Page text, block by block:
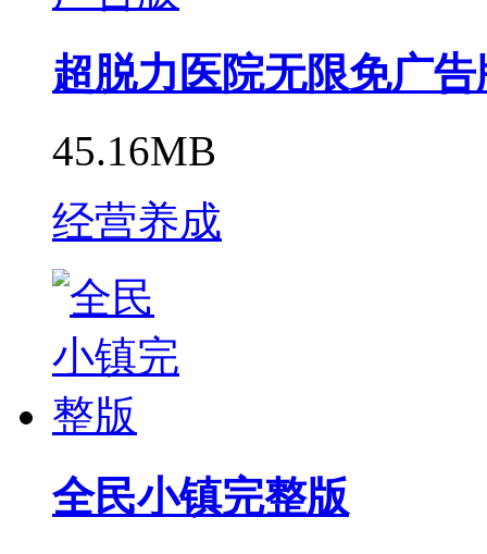
超脱力医院无限免广告
45.16MB
经营养成
全民小镇完整版